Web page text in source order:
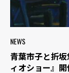
NEWS
青葉市子と折
ィオショー』開